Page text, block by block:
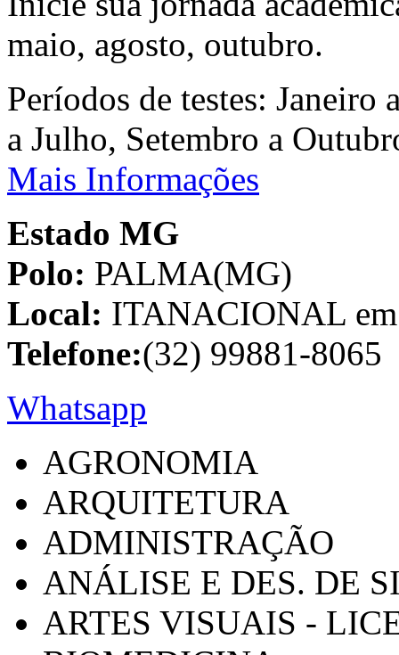
maio, agosto, outubro.
Períodos de testes:
a Julho, Setembro a
Mais Informações
Estado MG
Polo: PALMA(MG)
Local: ITANACIONAL
Telefone:(32) 99881-8065
Whatsapp
AGRONOMIA
ARQUITETURA
ADMINISTRAÇÃO
ANÁLISE E DES. DE
ARTES VISUAIS -